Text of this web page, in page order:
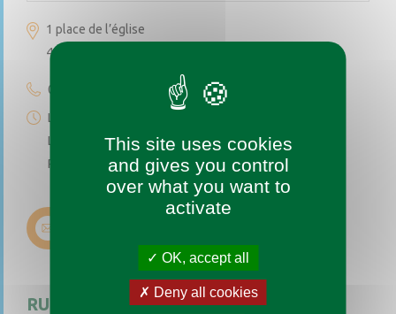
1 place de l’église
49170 Saint-Augustin-des-Bois
02 41 77 04 49
Lundi au vendredi de 9h à 12h
Le premier et troisième samedi du mois de 9h à 12h
Permanence téléphonique de 14h à 17h (sauf samedi)
RUBRIQUES
This site uses cookies
and gives you control
over what you want to
activate
OK, accept all
Deny all cookies